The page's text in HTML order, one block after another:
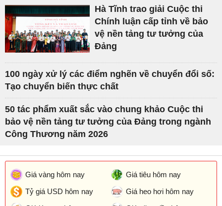
Hà Tĩnh trao giải Cuộc thi
Chính luận cấp tỉnh về bảo
vệ nền tảng tư tưởng của
Đảng
100 ngày xử lý các điểm nghẽn về chuyển đổi số:
Tạo chuyển biến thực chất
50 tác phẩm xuất sắc vào chung khảo Cuộc thi
bảo vệ nền tảng tư tưởng của Đảng trong ngành
Công Thương năm 2026
Giá vàng hôm nay
Giá tiêu hôm nay
Tỷ giá USD hôm nay
Giá heo hơi hôm nay